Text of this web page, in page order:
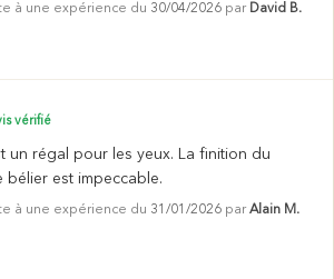
à une expérience du 30/04/2026 par David B.
vérifié
un régal pour les yeux. La finition du
bélier est impeccable.
à une expérience du 31/01/2026 par Alain M.